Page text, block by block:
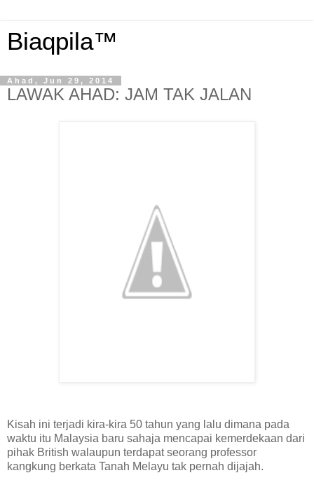
Biaqpila™
Ahad, Jun 29, 2014
LAWAK AHAD: JAM TAK JALAN
Kisah ini terjadi kira-kira 50 tahun yang lalu dimana pada
waktu itu Malaysia baru sahaja mencapai kemerdekaan dari
pihak British walaupun terdapat seorang professor
kangkung berkata Tanah Melayu tak pernah dijajah.